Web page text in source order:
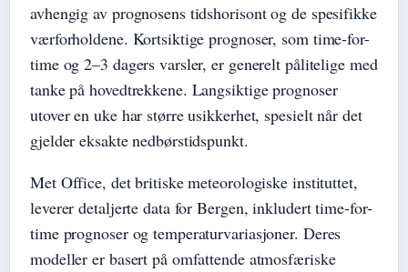
avhengig av prognosens tidshorisont og de spesifikke
værforholdene. Kortsiktige prognoser, som time-for-
time og 2–3 dagers varsler, er generelt pålitelige med
tanke på hovedtrekkene. Langsiktige prognoser
utover en uke har større usikkerhet, spesielt når det
gjelder eksakte nedbørstidspunkt.
Met Office, det britiske meteorologiske instituttet,
leverer detaljerte data for Bergen, inkludert time-for-
time prognoser og temperaturvariasjoner. Deres
modeller er basert på omfattende atmosfæriske